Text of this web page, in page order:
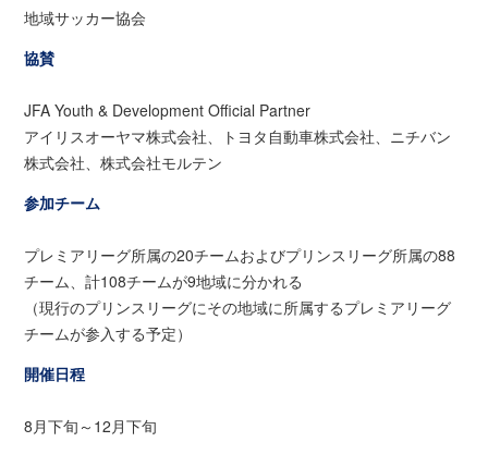
地域サッカー協会
協賛
JFA Youth & Development Official Partner
アイリスオーヤマ株式会社、トヨタ自動車株式会社、ニチバン
株式会社、株式会社モルテン
参加チーム
プレミアリーグ所属の20チームおよびプリンスリーグ所属の88
チーム、計108チームが9地域に分かれる
（現行のプリンスリーグにその地域に所属するプレミアリーグ
チームが参入する予定）
開催日程
8月下旬～12月下旬